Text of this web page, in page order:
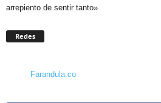
arrepiento de sentir tanto»
Redes
Farandula.co